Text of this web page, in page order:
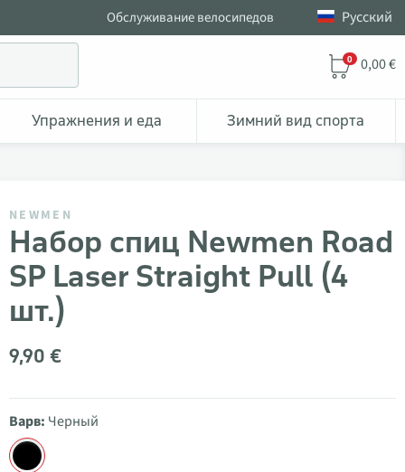
Обслуживание велосипедов Pусский
0 0,00 €
Упражнения и еда Зимний вид спорта
NEWMEN
Набор спиц Newmen Road
SP Laser Straight Pull (4
шт.)
9,90 €
Варв: Черный